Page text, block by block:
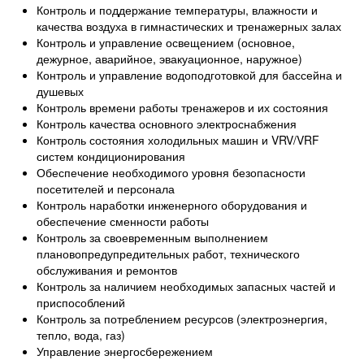
Контроль и поддержание температуры, влажности и
качества воздуха в гимнастических и тренажерных залах
Контроль и управление освещением (основное,
дежурное, аварийное, эвакуационное, наружное)
Контроль и управление водоподготовкой для бассейна и
душевых
Контроль времени работы тренажеров и их состояния
Контроль качества основного электроснабжения
Контроль состояния холодильных машин и VRV/VRF
систем кондиционирования
Обеспечение необходимого уровня безопасности
посетителей и персонала
Контроль наработки инженерного оборудования и
обеспечение сменности работы
Контроль за своевременным выполнением
плановопредупредительных работ, технического
обслуживания и ремонтов
Контроль за наличием необходимых запасных частей и
приспособлений
Контроль за потреблением ресурсов (электроэнергия,
тепло, вода, газ)
Управление энергосбережением